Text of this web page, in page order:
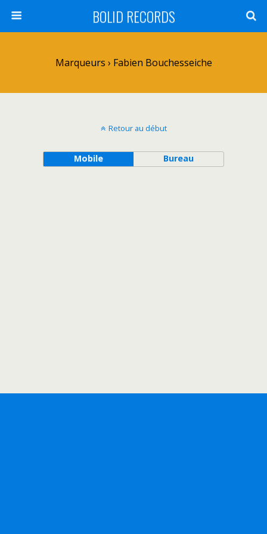
BOLID RECORDS
Marqueurs › Fabien Bouchesseiche
Retour au début
Mobile Bureau